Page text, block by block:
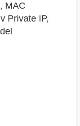
MAC
Private IP,